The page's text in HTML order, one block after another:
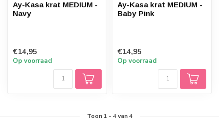
Ay-Kasa krat MEDIUM -
Navy
€14,95
Op voorraad
Ay-Kasa krat MEDIUM -
Baby Pink
€14,95
Op voorraad
Toon 1 - 4van 4